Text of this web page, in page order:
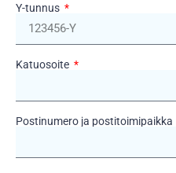
Y-tunnus
Katuosoite
Postinumero ja postitoimipaikka